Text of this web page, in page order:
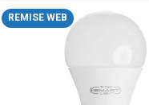
REMISE WEB